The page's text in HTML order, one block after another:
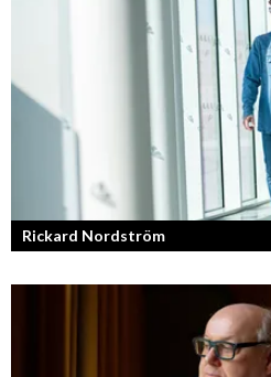
F45 Training med partners som bland
David Beckham i spetsen har nått
Rickard Nordström
Läraren som omfamnar sociala medier.